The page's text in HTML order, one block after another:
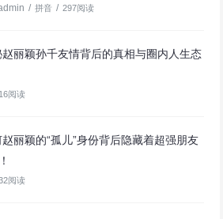
/ 拼音 / 297阅读
丽颖孙千友情背后的真相与圈内人生态
阅读
丽颖的“孤儿”身份背后隐藏着超强朋友
阅读